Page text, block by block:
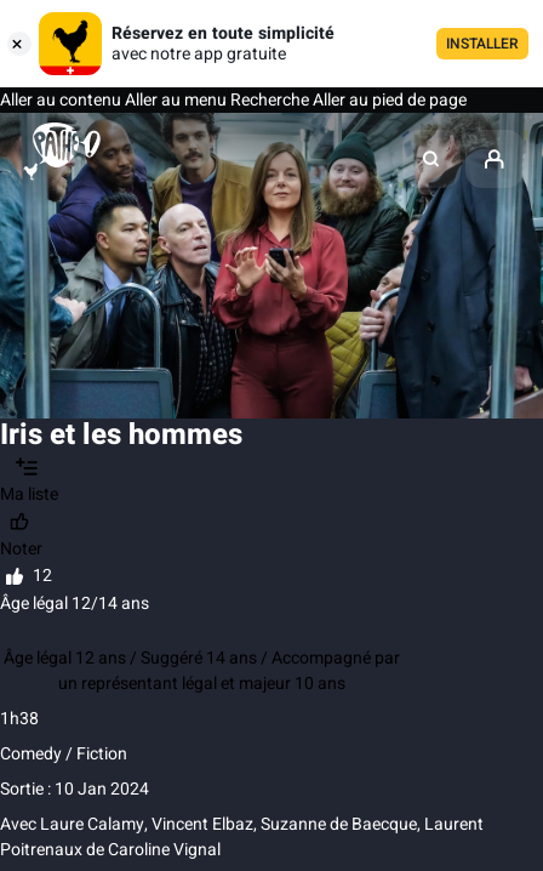
Réservez en toute simplicité
avec notre app gratuite
INSTALLER
Aller au contenuAller au menu RechercheAller au pied de page
Iris et les hommes
Ma liste
Noter
12
Âge légal 12/14 ans
Âge légal 12 ans / Suggéré 14 ans / Accompagné par
un représentant légal et majeur 10 ans
1h38
Comedy / Fiction
Sortie : 10 Jan 2024
AvecLaure Calamy, Vincent Elbaz, Suzanne de Baecque, Laurent
PoitrenauxdeCaroline Vignal